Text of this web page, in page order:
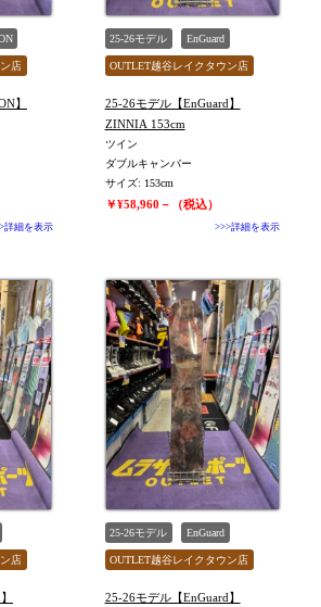
店
】
詳細を表示
25-26モデル EnGuard
OUTLET越谷レイクタウン店
値下げしました
25-26モデル【EnGuard】
ZINNIA 153cm
ツイン
ダブルキャンバー
サイズ: 153cm
￥¥58,960－（税込）
>>>詳細を表示
店
25-26モデル EnGuard
OUTLET越谷レイクタウン店
25-26モデル【EnGuard】